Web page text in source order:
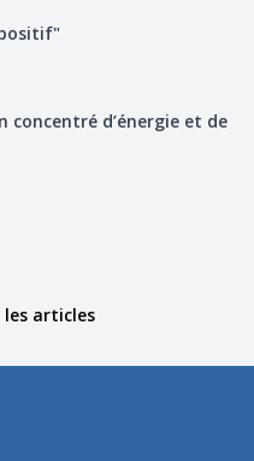
concentré d’énergie et de
articles